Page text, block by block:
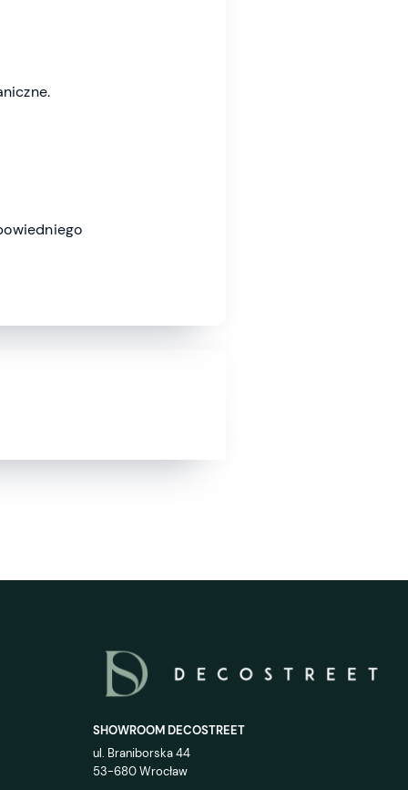
SHOWROOM DECOSTREET
ul. Braniborska 44
53-680 Wrocław